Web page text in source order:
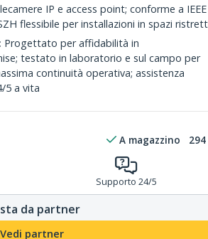
IP e access point; conforme a IEEE
flessibile per installazioni in spazi
Progettato per affidabilità in
testato in laboratorio e sul campo per
continuità operativa; assistenza
5 a vita
A magazzino 294
Supporto 24/5
da partner
Vedi partner